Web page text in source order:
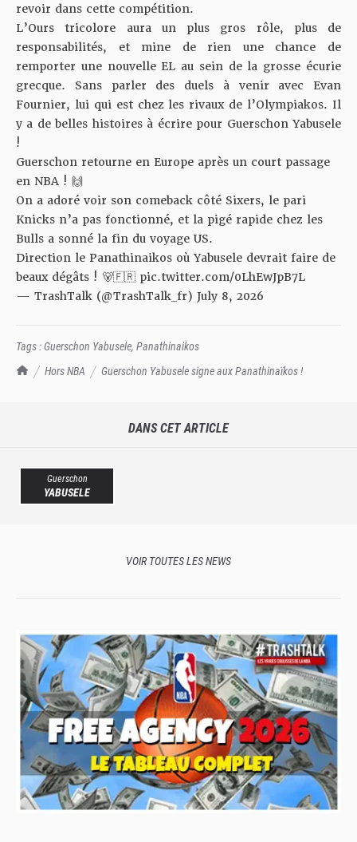
TrashTalk Actu NBA
Hors NBA Guerschon Yabusele signe aux Panathinaïkos !
revoir dans cette compétition.
L’Ours tricolore aura un plus gros rôle, plus de
responsabilités, et mine de rien une chance de
remporter une nouvelle EL au sein de la grosse écurie
grecque. Sans parler des duels à venir avec Evan
Fournier, lui qui est chez les rivaux de l’Olympiakos. Il
y a de belles histoires à écrire pour Guerschon Yabusele
!
Guerschon retourne en Europe après un court passage
en NBA ! 🙌
On a adoré voir son comeback côté Sixers, le pari
Knicks n’a pas fonctionné, et la pigé rapide chez les
Bulls a sonné la fin du voyage US.
Direction le Panathinaikos où Yabusele devrait faire de
beaux dégâts ! 🐻🇫🇷 pic.twitter.com/0LhEwJpB7L
— TrashTalk (@TrashTalk_fr) July 8, 2026
Tags :Guerschon Yabusele, Panathinaikos
DANS CET ARTICLE
Guerschon
YABUSELE
VOIR TOUTES LES NEWS